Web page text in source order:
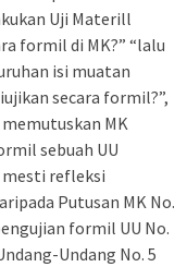
Uji Materill
formil di MK?” “lalu
isi muatan
secara formil?”,
MK
sebuah UU
mesti refleksi
Putusan MK No.
formil UU No.
Undang No. 5